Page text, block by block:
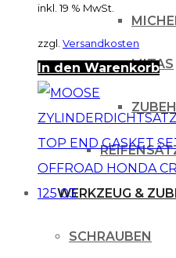
MITAS
WERKZEUG &
SCHRAUBEN
inkl. 19 % MwSt.
zzgl. Versandkosten
In den Warenkorb